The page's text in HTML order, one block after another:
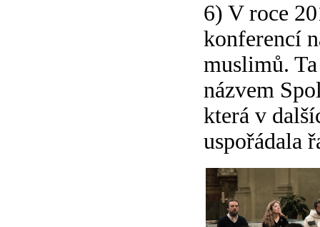
6) V roce
konferencí
muslimů.
názvem
která v
uspořádala